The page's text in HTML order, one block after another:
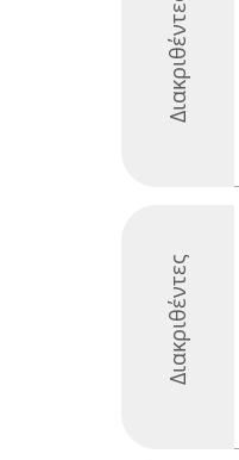
Διακριθέντες
Διακριθέντες